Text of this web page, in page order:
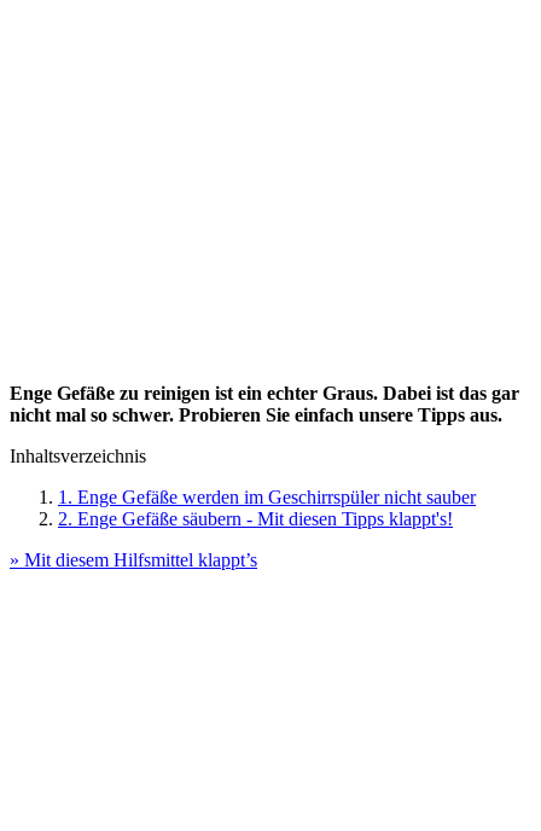
Enge Gefäße zu reinigen ist ein echter Graus. Dabei ist das gar
nicht mal so schwer. Probieren Sie einfach unsere Tipps aus.
Inhaltsverzeichnis
1. Enge Gefäße werden im Geschirrspüler nicht sauber
2. Enge Gefäße säubern - Mit diesen Tipps klappt's!
» Mit diesem Hilfsmittel klappt’s